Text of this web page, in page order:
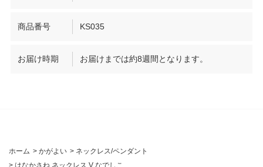
商品番号 KS035
お届け時期 お届けまでは約8週間となります。
ホーム > かがよい > ネックレス/ペンダント